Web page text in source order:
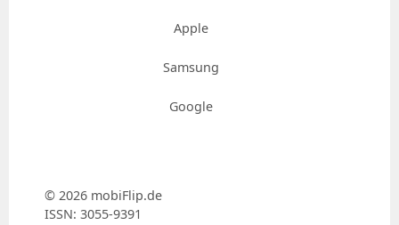
Apple
Samsung
Google
© 2026 mobiFlip.de
ISSN: 3055-9391